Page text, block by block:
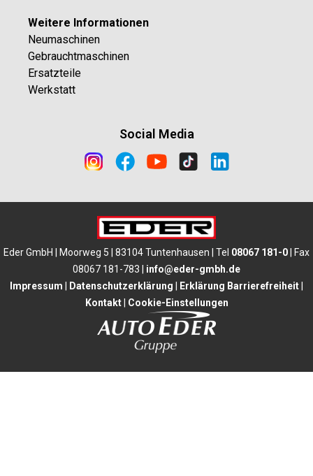
Weitere Informationen
Neumaschinen
Gebrauchtmaschinen
Ersatzteile
Werkstatt
Social Media
Eder GmbH | Moorweg 5 | 83104 Tuntenhausen | Tel 08067 181-0 | Fax
08067 181-783 | info@eder-gmbh.de
Impressum
Datenschutzerklärung Erklärung Barrierefreiheit
Kontakt| Cookie-Einstellungen